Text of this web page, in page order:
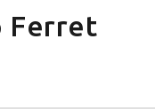
Ferret